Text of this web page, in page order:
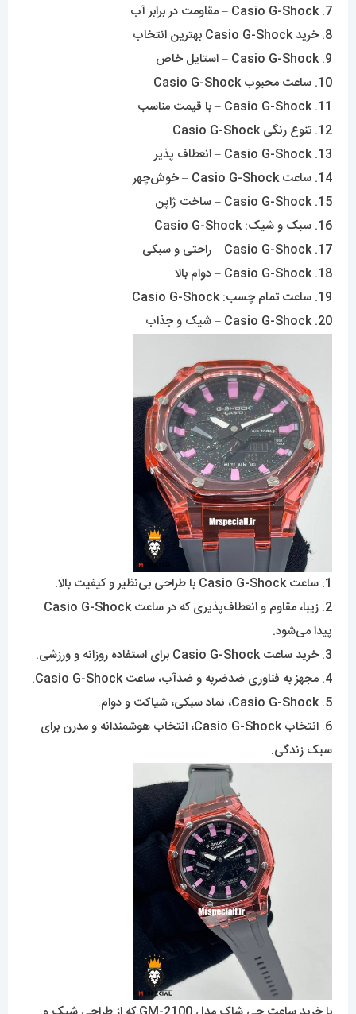
7. Casio G-Shock – مقاومت در برابر آب
8. خرید Casio G-Shock بهترین انتخاب
9. Casio G-Shock – استایل خاص
10. ساعت محبوب Casio G-Shock
11. Casio G-Shock – با قیمت مناسب
12. تنوع رنگی Casio G-Shock
13. Casio G-Shock – انعطاف پذیر
14. ساعت Casio G-Shock – خوش‌چهر
15. Casio G-Shock – ساخت ژاپن
16. سبک و شیک: Casio G-Shock
17. Casio G-Shock – راحتی و سبکی
18. Casio G-Shock – دوام بالا
19. ساعت تمام چسب: Casio G-Shock
20. Casio G-Shock – شیک و جذاب
1. ساعت Casio G-Shock با طراحی بی‌نظیر و کیفیت بالا.
2. زیبا، مقاوم و انعطاف‌پذیری که در ساعت Casio G-Shock
پیدا می‌شود.
3. خرید ساعت Casio G-Shock برای استفاده روزانه و ورزشی.
4. مجهز به فناوری ضدضربه و ضدآب، ساعت Casio G-Shock.
5. Casio G-Shock، نماد سبکی، شیاکت و دوام.
6. انتخاب Casio G-Shock، انتخاب هوشمندانه و مدرن برای
سبک زندگی.